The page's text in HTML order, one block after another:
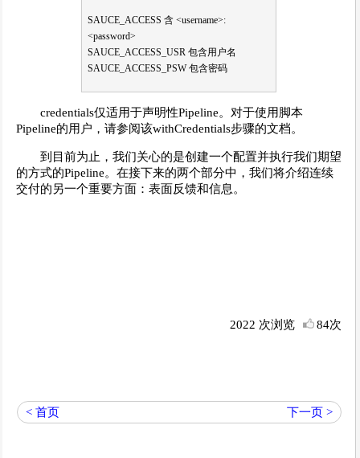
SAUCE_ACCESS 含 <username>:
<password>
SAUCE_ACCESS_USR 包含用户名
SAUCE_ACCESS_PSW 包含密码
credentials仅适用于声明性Pipeline。对于使用脚本
Pipeline的用户，请参阅该withCredentials步骤的文档。
到目前为止，我们关心的是创建一个配置并执行我们期望
的方式的Pipeline。在接下来的两个部分中，我们将介绍连续
交付的另一个重要方面：表面反馈和信息。
2022 次浏览 84次
< 首页 下一页 >